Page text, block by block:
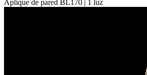
Aplique de pared BL170 | 1 luz